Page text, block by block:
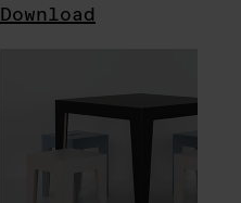
Download